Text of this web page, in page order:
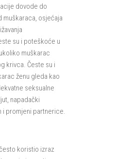
dovode do
muškaraca, osjećaja
su i poteškoće u
muškarac
krivca. Česte su i
ženu gleda kao
seksualne
napadački
i promjeni partnerice.
koristio izraz